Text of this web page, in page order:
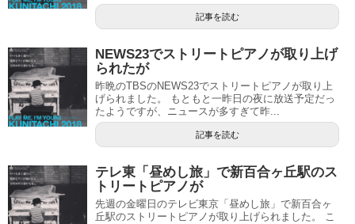
記事を読む
NEWS23でストリートピアノが取り上げ
られたが
昨晩のTBSのNEWS23でストリートピアノが取り上
げられました。 もともと一昨日の夜に放送予定だっ
たようですが、ニュースが多すぎて昨...
記事を読む
テレ東「昼めし旅」で新百合ヶ丘駅のス
トリートピアノが
先週の金曜日のテレビ東京「昼めし旅」で新百合ヶ
丘駅のストリートピアノが取り上げられました。 こ